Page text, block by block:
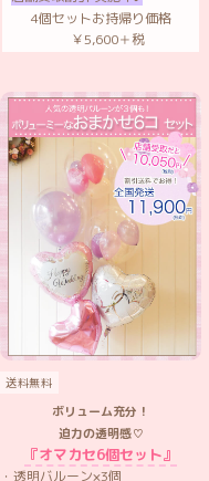
4個セットお持帰り価格
￥5,600＋税
ボリューム充分！
迫力の透明感♡
『オマカセ6個セット』
・透明バルーン×3個
送料無料